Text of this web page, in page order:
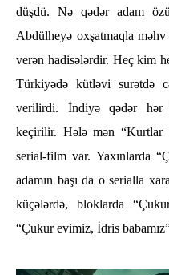
düşdü. Nə qədər adam
Abdülheyə oxşatmaqla
verən hadisələrdir. Heç kim
Türkiyədə kütləvi surətdə
verilirdi. İndiyə qədər hər
keçirilir. Hələ mən “Kurtlar
serial-film var. Yaxınlarda
adamın başı da o serialla
küçələrdə, bloklarda
“Çukur evimiz, İdris